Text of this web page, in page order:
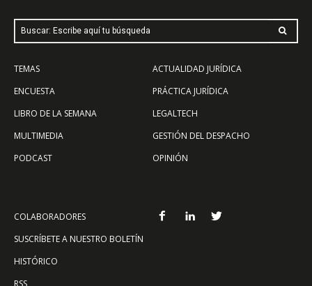
Buscar: Escribe aquí tu búsqueda
TEMAS
ENCUESTA
LIBRO DE LA SEMANA
MULTIMEDIA
PODCAST
ACTUALIDAD JURÍDICA
PRÁCTICA JURÍDICA
LEGALTECH
GESTIÓN DEL DESPACHO
OPINIÓN
COLABORADORES
SUSCRÍBETE A NUESTRO BOLETÍN
HISTÓRICO
RSS